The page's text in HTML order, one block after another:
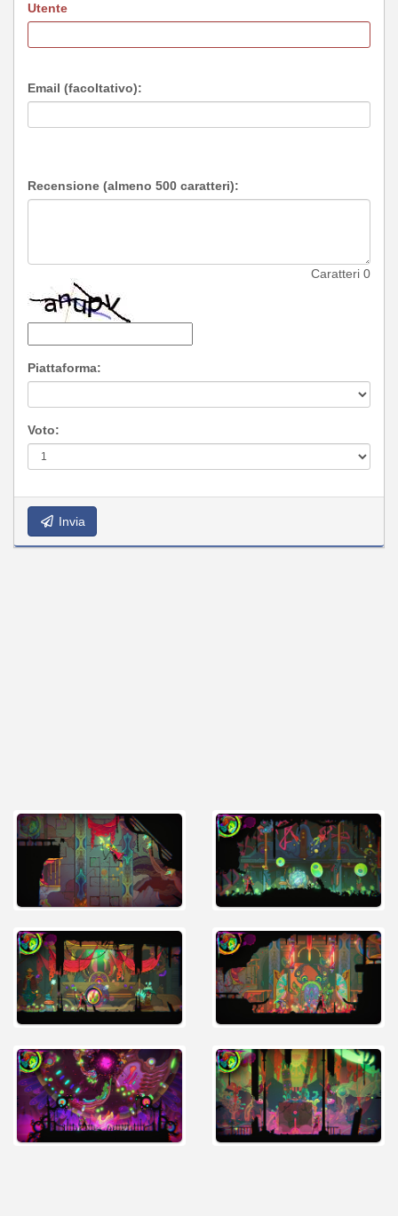
Utente
Email (facoltativo):
Recensione (almeno 500 caratteri):
Caratteri 0
Piattaforma:
Voto:
Invia